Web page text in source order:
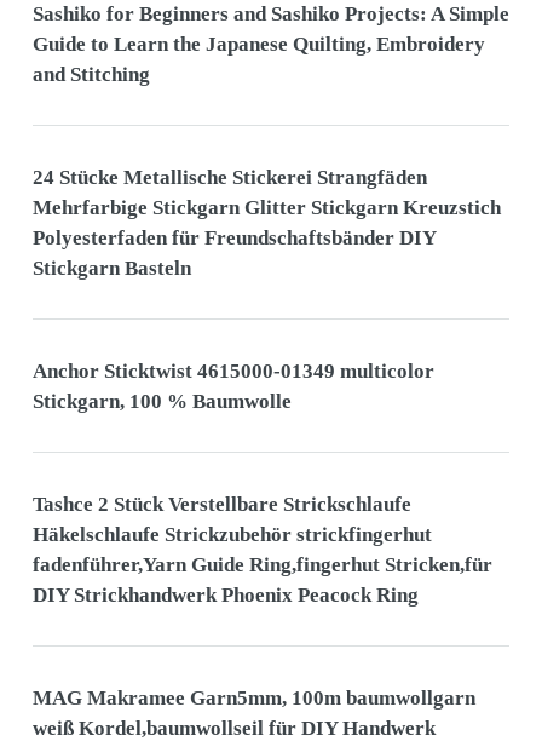
Sashiko for Beginners and Sashiko Projects: A Simple
Guide to Learn the Japanese Quilting, Embroidery
and Stitching
24 Stücke Metallische Stickerei Strangfäden
Mehrfarbige Stickgarn Glitter Stickgarn Kreuzstich
Polyesterfaden für Freundschaftsbänder DIY
Stickgarn Basteln
Anchor Sticktwist 4615000-01349 multicolor
Stickgarn, 100 % Baumwolle
Tashce 2 Stück Verstellbare Strickschlaufe
Häkelschlaufe Strickzubehör strickfingerhut
fadenführer,Yarn Guide Ring,fingerhut Stricken,für
DIY Strickhandwerk Phoenix Peacock Ring
MAG Makramee Garn5mm, 100m baumwollgarn
weiß Kordel,baumwollseil für DIY Handwerk